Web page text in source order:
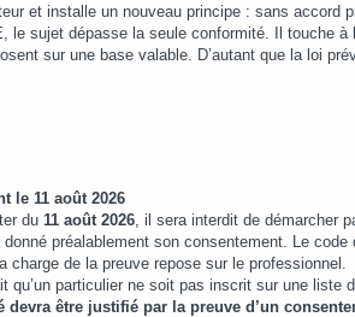
et installe un nouveau principe : sans accord
le sujet dépasse la seule conformité. Il touche
sur une base valable. D’autant que la loi
le 11 août 2026
du 11 août 2026, il sera interdit de démarcher
donné préalablement son consentement. Le
charge de la preuve repose sur le professionnel.
qu’un particulier ne soit pas inscrit sur une liste
devra être justifié par la preuve d’un